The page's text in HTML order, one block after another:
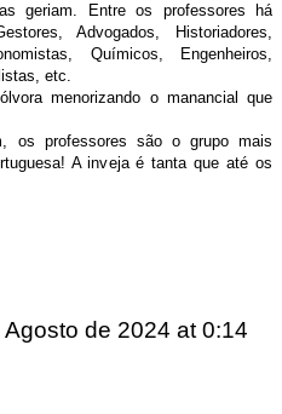
geriam. Entre os professores há
Advogados, Historiadores,
Químicos, Engenheiros,
etc.
menorizando o manancial que
os professores são o grupo mais
A inveja é tanta que até os
Agosto de 2024 at 0:14